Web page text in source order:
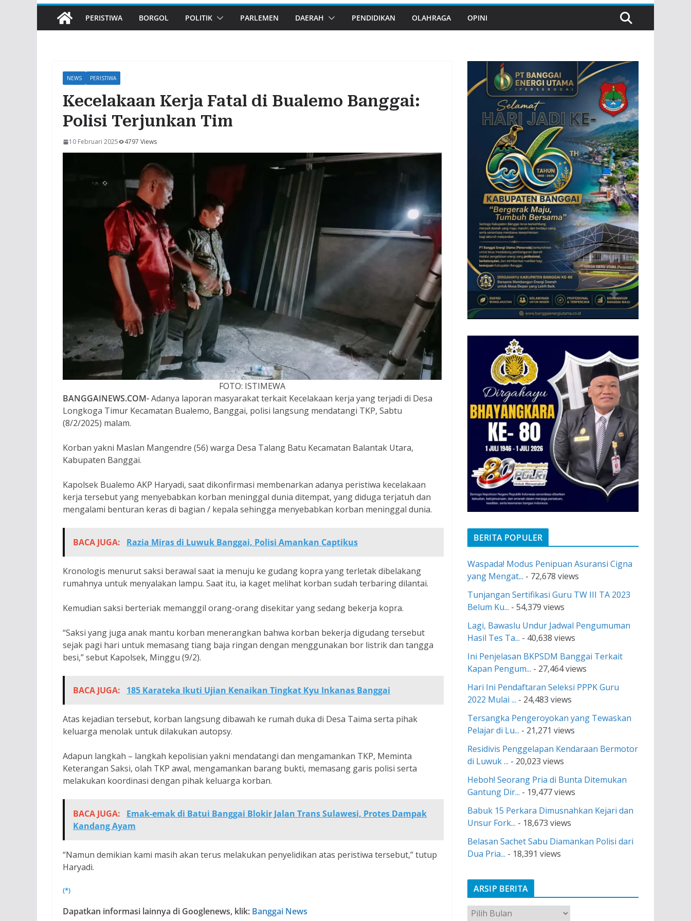
PERISTIWA BORGOL POLITIK PARLEMEN DAERAH PENDIDIKAN OLAHRAGA OPINI
NEWS PERISTIWA
Kecelakaan Kerja Fatal di Bualemo Banggai:
Polisi Terjunkan Tim
10 Februari 2025 4797 Views
FOTO: ISTIMEWA
BANGGAINEWS.COM-Adanya laporan masyarakat terkait Kecelakaan kerja yang terjadi di Desa
Longkoga Timur Kecamatan Bualemo, Banggai, polisi langsung mendatangi TKP, Sabtu
(8/2/2025) malam.
Korban yakni Maslan Mangendre (56) warga Desa Talang Batu Kecamatan Balantak Utara,
Kabupaten Banggai.
Kapolsek Bualemo AKP Haryadi, saat dikonfirmasi membenarkan adanya peristiwa kecelakaan
kerja tersebut yang menyebabkan korban meninggal dunia ditempat, yang diduga terjatuh dan
mengalami benturan keras di bagian / kepala sehingga menyebabkan korban meninggal dunia.
BACA JUGA: Razia Miras di Luwuk Banggai, Polisi Amankan Captikus
Kronologis menurut saksi berawal saat ia menuju ke gudang kopra yang terletak dibelakang
rumahnya untuk menyalakan lampu. Saat itu, ia kaget melihat korban sudah terbaring dilantai.
Kemudian saksi berteriak memanggil orang-orang disekitar yang sedang bekerja kopra.
“Saksi yang juga anak mantu korban menerangkan bahwa korban bekerja digudang tersebut
sejak pagi hari untuk memasang tiang baja ringan dengan menggunakan bor listrik dan tangga
besi,” sebut Kapolsek, Minggu (9/2).
BACA JUGA: 185 Karateka Ikuti Ujian Kenaikan Tingkat Kyu Inkanas Banggai
Atas kejadian tersebut, korban langsung dibawah ke rumah duka di Desa Taima serta pihak
keluarga menolak untuk dilakukan autopsy.
Adapun langkah – langkah kepolisian yakni mendatangi dan mengamankan TKP, Meminta
Keterangan Saksi, olah TKP awal, mengamankan barang bukti, memasang garis polisi serta
melakukan koordinasi dengan pihak keluarga korban.
BACA JUGA:
Emak-emak di Batui Banggai Blokir Jalan Trans Sulawesi, Protes Dampak
Kandang Ayam
“Namun demikian kami masih akan terus melakukan penyelidikan atas peristiwa tersebut,” tutup
Haryadi.
(*)
Dapatkan informasi lainnya di Googlenews, klik: Banggai News
BERITA POPULER
Waspada! Modus Penipuan Asuransi Cigna
yang Mengat... - 72,678 views
Tunjangan Sertifikasi Guru TW III TA 2023
Belum Ku... - 54,379 views
Lagi, Bawaslu Undur Jadwal Pengumuman
Hasil Tes Ta... - 40,638 views
Ini Penjelasan BKPSDM Banggai Terkait
Kapan Pengum... - 27,464 views
Hari Ini Pendaftaran Seleksi PPPK Guru
2022 Mulai ... - 24,483 views
Tersangka Pengeroyokan yang Tewaskan
Pelajar di Lu... - 21,271 views
Residivis Penggelapan Kendaraan Bermotor
di Luwuk ... - 20,023 views
Heboh! Seorang Pria di Bunta Ditemukan
Gantung Dir... - 19,477 views
Babuk 15 Perkara Dimusnahkan Kejari dan
Unsur Fork... - 18,673 views
Belasan Sachet Sabu Diamankan Polisi dari
Dua Pria... - 18,391 views
ARSIP BERITA
A